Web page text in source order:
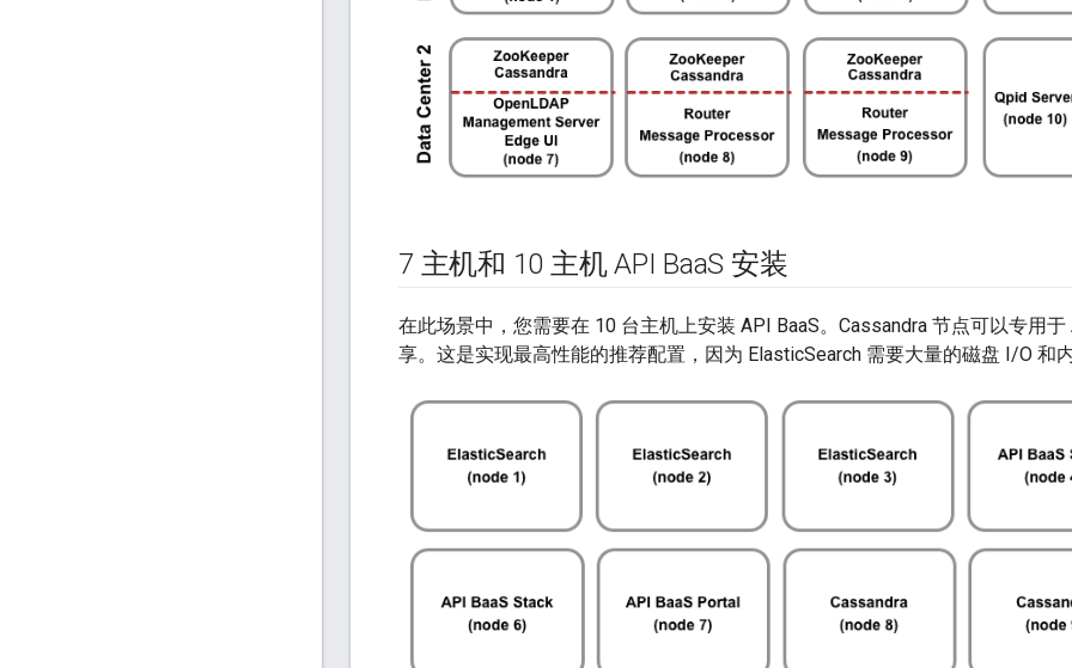
7 主机和 10 主机 API BaaS 安装
在此场景中，您需要在 10 台主机上安装 API BaaS。Cassandra 节点可以专用
享。这是实现最高性能的推荐配置，因为 ElasticSearch 需要大量的磁盘 I/O 和